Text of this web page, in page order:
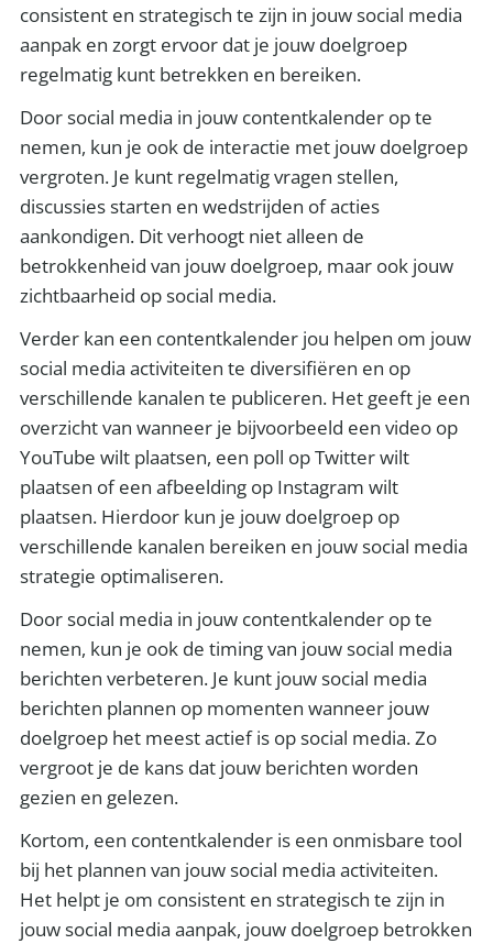
consistent en strategisch te zijn in jouw social media
aanpak en zorgt ervoor dat je jouw doelgroep
regelmatig kunt betrekken en bereiken.
Door social media in jouw contentkalender op te
nemen, kun je ook de interactie met jouw doelgroep
vergroten. Je kunt regelmatig vragen stellen,
discussies starten en wedstrijden of acties
aankondigen. Dit verhoogt niet alleen de
betrokkenheid van jouw doelgroep, maar ook jouw
zichtbaarheid op social media.
Verder kan een contentkalender jou helpen om jouw
social media activiteiten te diversifiëren en op
verschillende kanalen te publiceren. Het geeft je een
overzicht van wanneer je bijvoorbeeld een video op
YouTube wilt plaatsen, een poll op Twitter wilt
plaatsen of een afbeelding op Instagram wilt
plaatsen. Hierdoor kun je jouw doelgroep op
verschillende kanalen bereiken en jouw social media
strategie optimaliseren.
Door social media in jouw contentkalender op te
nemen, kun je ook de timing van jouw social media
berichten verbeteren. Je kunt jouw social media
berichten plannen op momenten wanneer jouw
doelgroep het meest actief is op social media. Zo
vergroot je de kans dat jouw berichten worden
gezien en gelezen.
Kortom, een contentkalender is een onmisbare tool
bij het plannen van jouw social media activiteiten.
Het helpt je om consistent en strategisch te zijn in
jouw social media aanpak, jouw doelgroep betrokken